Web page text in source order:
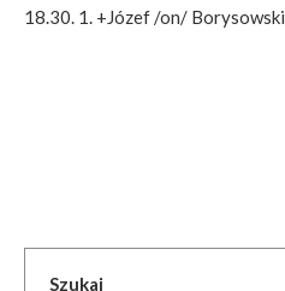
18.30. 1. +Józef /on/ Borysowski
Szukaj